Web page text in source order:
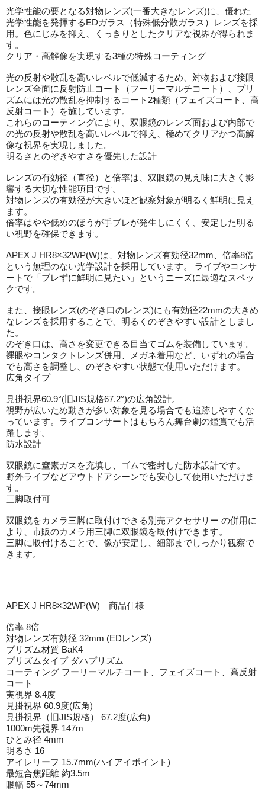
光学性能の要となる対物レンズ(一番大きなレンズ)に、優れた
光学性能を発揮するEDガラス（特殊低分散ガラス）レンズを採
用。色にじみを抑え、くっきりとしたクリアな視界が得られま
す。
クリア・高解像を実現する3種の特殊コーティング
光の反射や散乱を高いレベルで低減するため、対物および接眼
レンズ全面に反射防止コート（フーリーマルチコート）、プリ
ズムには光の散乱を抑制するコート2種類（フェイズコート、高
反射コート）を施しています。
これらのコーティングにより、双眼鏡のレンズ面および内部で
の光の反射や散乱を高いレベルで抑え、極めてクリアかつ高解
像な視界を実現しました。
明るさとのぞきやすさを優先した設計
レンズの有効径（直径）と倍率は、双眼鏡の見え味に大きく影
響する大切な性能項目です。
対物レンズの有効径が大きいほど観察対象が明るく鮮明に見え
ます。
倍率はやや低めのほうが手ブレが発生しにくく、安定した明る
い視野を確保できます。
APEX J HR8×32WP(W)は、対物レンズ有効径32mm、倍率8倍
という無理のない光学設計を採用しています。 ライブやコンサ
ートで「ブレずに鮮明に見たい」というニーズに最適なスペッ
クです。
また、接眼レンズ(のぞき口のレンズ)にも有効径22mmの大きめ
なレンズを採用することで、明るくのぞきやすい設計としまし
た。
のぞき口は、高さを変更できる目当てゴムを装備しています。
裸眼やコンタクトレンズ併用、メガネ着用など、いずれの場合
でも高さを調整し、のぞきやすい状態で使用いただけます。
広角タイプ
見掛視界60.9°(旧JIS規格67.2°)の広角設計。
視野が広いため動きが多い対象を見る場合でも追跡しやすくな
っています。ライブコンサートはもちろん舞台劇の鑑賞でも活
躍します。
防水設計
双眼鏡に窒素ガスを充填し、ゴムで密封した防水設計です。
野外ライブなどアウトドアシーンでも安心して使用いただけま
す。
三脚取付可
双眼鏡をカメラ三脚に取付けできる別売アクセサリー の併用に
より、市販のカメラ用三脚に双眼鏡を取付けできます。
三脚に取付けることで、像が安定し、細部までしっかり観察で
きます。
APEX J HR8×32WP(W) 商品仕様
倍率 8倍
対物レンズ有効径 32mm (EDレンズ)
プリズム材質 BaK4
プリズムタイプ ダハプリズム
コーティング フーリーマルチコート、フェイズコート、高反射
コート
実視界 8.4度
見掛視界 60.9度(広角)
見掛視界（旧JIS規格） 67.2度(広角)
1000m先視界 147m
ひとみ径 4mm
明るさ 16
アイレリーフ 15.7mm(ハイアイポイント)
最短合焦距離 約3.5m
眼幅 55～74mm